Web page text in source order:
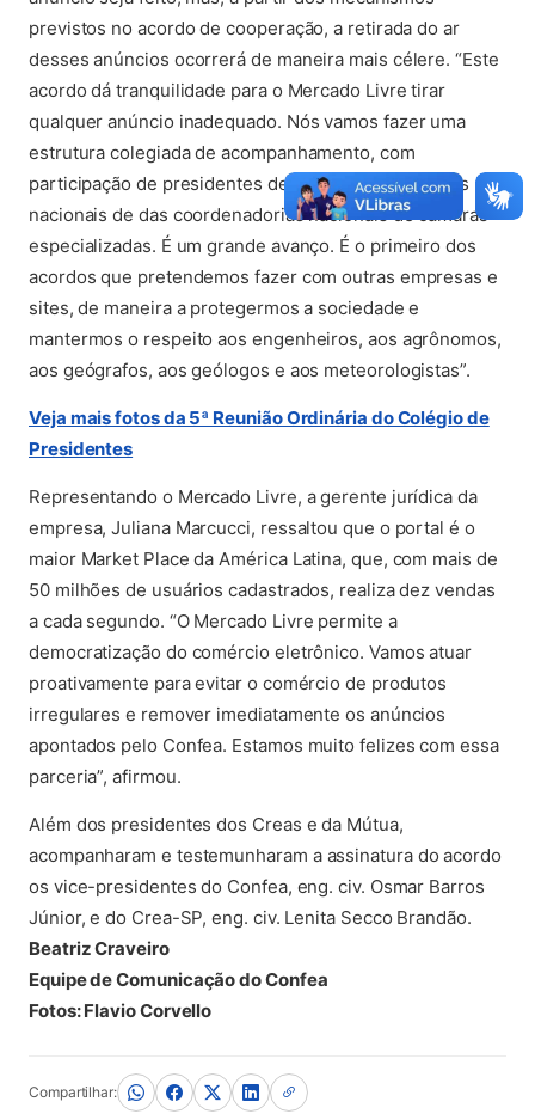
previstos no acordo de cooperação, a retirada do ar
desses anúncios ocorrerá de maneira mais célere. “Este
acordo dá tranquilidade para o Mercado Livre tirar
qualquer anúncio inadequado. Nós vamos fazer uma
estrutura colegiada de acompanhamento, com
participação de presidentes de Creas, das entidades
nacionais de das coordenadorias nacionais de câmaras
especializadas. É um grande avanço. É o primeiro dos
acordos que pretendemos fazer com outras empresas e
sites, de maneira a protegermos a sociedade e
mantermos o respeito aos engenheiros, aos agrônomos,
aos geógrafos, aos geólogos e aos meteorologistas”.
Veja mais fotos da 5ª Reunião Ordinária do Colégio de
Presidentes(abre em nova aba)
Representando o Mercado Livre, a gerente jurídica da
empresa, Juliana Marcucci, ressaltou que o portal é o
maior Market Place da América Latina, que, com mais de
50 milhões de usuários cadastrados, realiza dez vendas
a cada segundo. “O Mercado Livre permite a
democratização do comércio eletrônico. Vamos atuar
proativamente para evitar o comércio de produtos
irregulares e remover imediatamente os anúncios
apontados pelo Confea. Estamos muito felizes com essa
parceria”, afirmou.
Além dos presidentes dos Creas e da Mútua,
acompanharam e testemunharam a assinatura do acordo
os vice-presidentes do Confea, eng. civ. Osmar Barros
Júnior, e do Crea-SP, eng. civ. Lenita Secco Brandão.
Beatriz Craveiro
Equipe de Comunicação do Confea
Fotos: Flavio Corvello
Compartilhar: